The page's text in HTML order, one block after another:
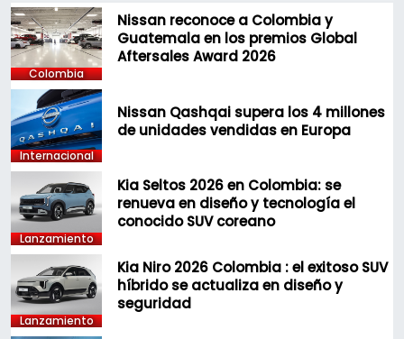
Colombia
Nissan reconoce a Colombia y
Guatemala en los premios Global
Aftersales Award 2026
Internacional
Nissan Qashqai supera los 4 millones
de unidades vendidas en Europa
Lanzamiento
Kia Seltos 2026 en Colombia: se
renueva en diseño y tecnología el
conocido SUV coreano
Lanzamiento
Kia Niro 2026 Colombia : el exitoso SUV
híbrido se actualiza en diseño y
seguridad